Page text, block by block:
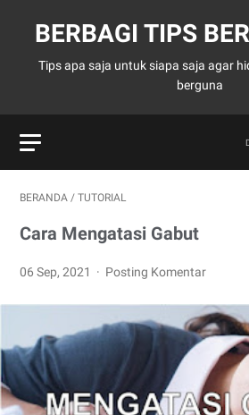
BERBAGI TIPS
Tips apa saja untuk siapa saja agar
berguna
BERANDA / TUTORIAL
Cara Mengatasi Gabut
06 Sep, 2021 Posting Komentar